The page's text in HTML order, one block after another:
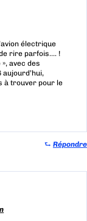
électrique
rire parfois…. !
», avec des
aujourd’hui,
à trouver pour le
⮑ Répondre